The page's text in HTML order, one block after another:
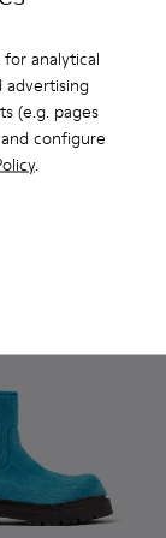
analytical
advertising
(e.g. pages
configure
.
003 - Black
- A700001-005 -
Eki - Eki -